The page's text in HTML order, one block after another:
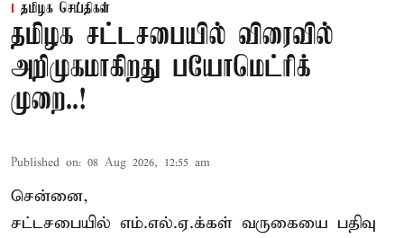
தமிழக செய்திகள்
தமிழக சட்டசபையில் விரைவில்
அறிமுகமாகிறது பயோமெட்ரிக்
முறை..!
Published on: 08 Aug 2026, 12:55 am
சென்னை,
சட்டசபையில் எம்.எல்.ஏ.க்கள் வருகையை பதிவு